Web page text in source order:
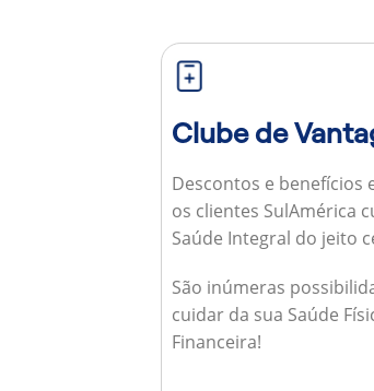
Clube de
Descontos e benefícios
os clientes SulAmérica
Saúde Integral do jeito
São inúmeras
cuidar da sua Saúde
Financeira!